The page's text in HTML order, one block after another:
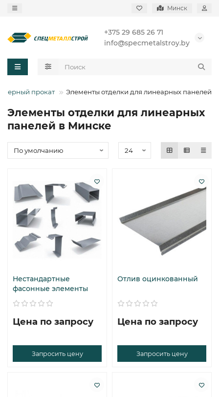
Минск
+375 29 685 26 71
info@specmetalstroy.by
Черный прокат Элементы отделки для линеарных панелей
Элементы отделки для линеарных
панелей в Минске
Нестандартные
фасонные элементы
Цена по запросу
Запросить цену
Отлив оцинкованный
Цена по запросу
Запросить цену